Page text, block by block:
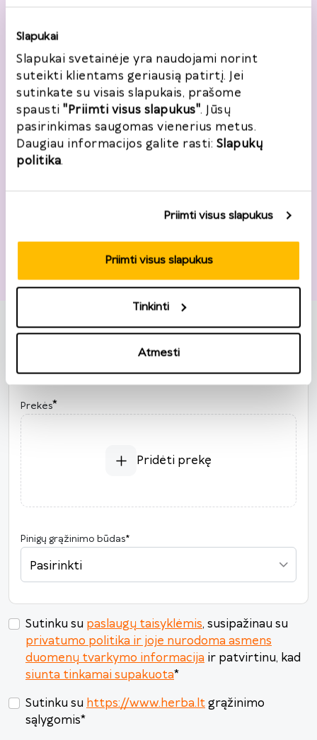
Slapukai
Slapukai svetainėje yra naudojami norint
suteikti klientams geriausią patirtį. Jei
sutinkate su visais slapukais, prašome
spausti "Priimti visus slapukus". Jūsų
pasirinkimas saugomas vienerius metus.
Daugiau informacijos galite rasti: Slapukų
politika.
Priimti visus slapukus
Priimti visus slapukus
Tinkinti
Atmesti
Gatvė, namo nr.
Miestas *
Grąžinimo informacija
Užsakymo numeris* Užsakymo data*
P A T K Pn Š S
3 4 5 6
31 1 2 3 4 5 6
Šiandien Išvalyti Uždaryti
Prekės*
Pridėti prekę
Pinigų grąžinimo būdas*
Pasirinkti
Sutinku su paslaugų taisyklėmis, susipažinau su
privatumo politika ir joje nurodoma asmens
duomenų tvarkymo informacija ir patvirtinu, kad
siunta tinkamai supakuota*
Sutinku su https://www.herba.ltgrąžinimo
sąlygomis*